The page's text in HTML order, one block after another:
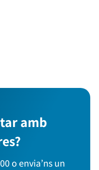
amb
o envia’ns un